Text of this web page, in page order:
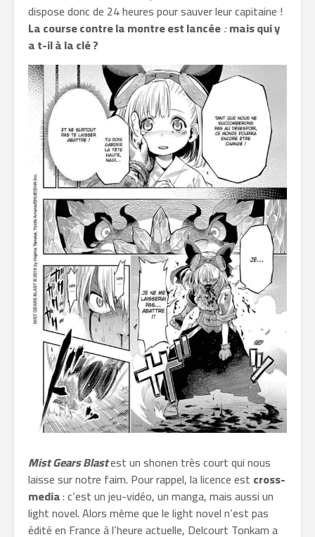
dispose donc de 24 heures pour sauver leur capitaine !
La course contre la montre est lancée:mais qui y
a t-il à la clé ?
Mist Gears Blastest un shonen très court qui nous
laisse sur notre faim. Pour rappel, la licence est cross-
media: c’est un jeu-vidéo, un manga, mais aussi un
light novel. Alors même que le light novel n’est pas
édité en France à l’heure actuelle, Delcourt Tonkam a